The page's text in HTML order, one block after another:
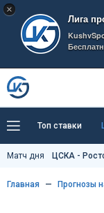
×
Лига
Топ ставки
Тренды
Как тут
Матч дня ЦСКА -
Главная Прогнозы